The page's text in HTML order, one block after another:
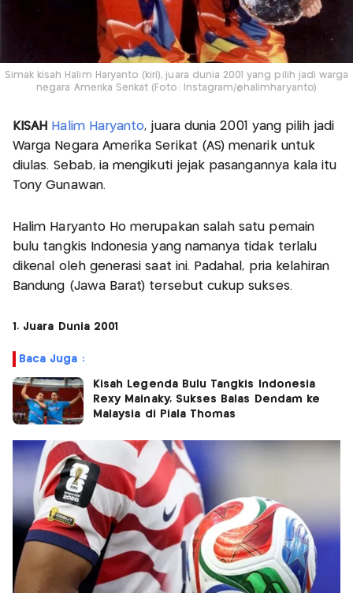
Simak kisah Halim Haryanto (kiri), juara dunia 2001 yang pilih jadi warga
negara Amerika Serikat (Foto: Instagram/@halimharyanto)
KISAH Halim Haryanto, juara dunia 2001 yang pilih jadi
Warga Negara Amerika Serikat (AS) menarik untuk
diulas. Sebab, ia mengikuti jejak pasangannya kala itu
Tony Gunawan.
Halim Haryanto Ho merupakan salah satu pemain
bulu tangkis Indonesia yang namanya tidak terlalu
dikenal oleh generasi saat ini. Padahal, pria kelahiran
Bandung (Jawa Barat) tersebut cukup sukses.
1. Juara Dunia 2001
Baca Juga :
Kisah Legenda Bulu Tangkis Indonesia
Rexy Mainaky, Sukses Balas Dendam ke
Malaysia di Piala Thomas